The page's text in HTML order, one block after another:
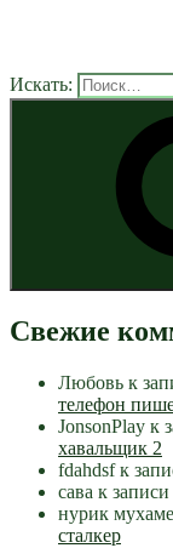
Искать:
Свежие
Любовь к
телефон
JonsonPlay к
хавальщик 2
fdahdsfк
сава к записи
нурик
сталкер